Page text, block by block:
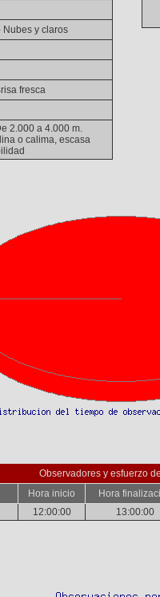
Nubes y claros
fresca
2.000 a 4.000 m.
o calima, escasa
Observadores y esfuerzo
Hora inicio
Hora
12:00:00 13:00:00